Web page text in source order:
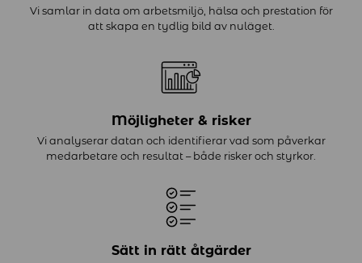
Vi samlar in data om arbetsmiljö, hälsa och prestation för
att skapa en tydlig bild av nuläget.
Möjligheter & risker
Vi analyserar datan och identifierar vad som påverkar
medarbetare och resultat – både risker och styrkor.
Sätt in rätt åtgärder